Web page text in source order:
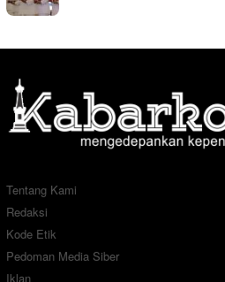
Tentang Kami
Redaksi
Kode Etik
Pedoman Media Siber
Iklan